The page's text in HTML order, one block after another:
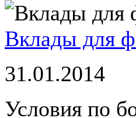
Вклады для
31.01.2014
Условия по